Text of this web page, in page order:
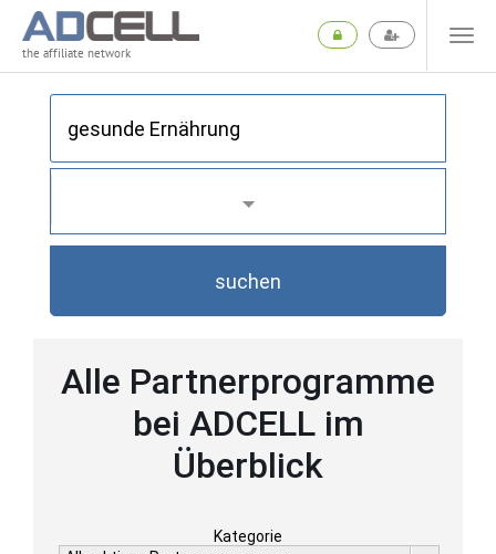
the affiliate network
suchen
Alle Partnerprogramme
bei ADCELL im
Überblick
Kategorie